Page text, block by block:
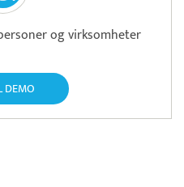
og virksomheter
DEMO